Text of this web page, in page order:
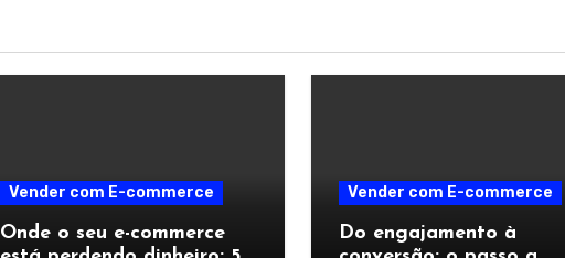
Vender com E-commerce
Onde o seu e-commerce
Vender com E-commerce
Do engajamento à